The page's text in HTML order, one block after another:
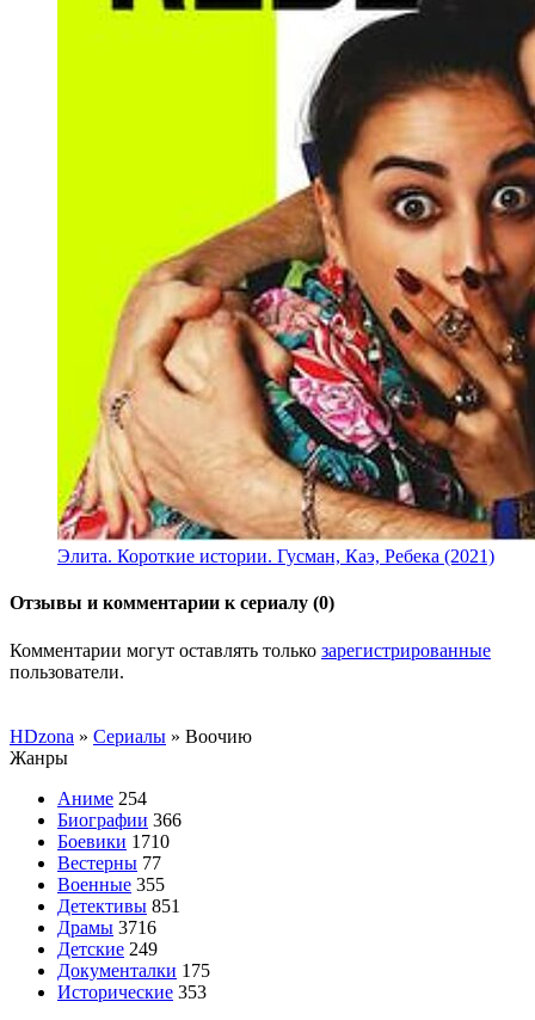
Элита. Короткие истории. Гусман, Каэ, Ребека (2021)
Отзывы и комментарии к сериалу (0)
Комментарии могут оставлять только зарегистрированные
пользователи.
HDzona » Сериалы » Воочию
Жанры
Аниме 254
Биографии 366
Боевики 1710
Вестерны 77
Военные 355
Детективы 851
Драмы 3716
Детские 249
Документалки 175
Исторические 353